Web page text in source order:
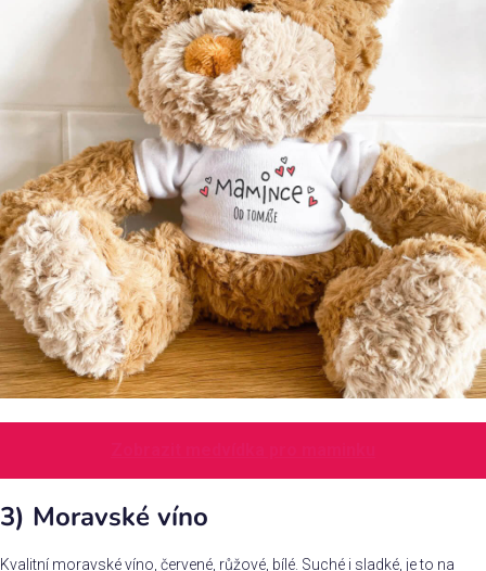
3) Moravské víno
Kvalitní moravské víno, červené, růžové, bílé. Suché i sladké, je to na